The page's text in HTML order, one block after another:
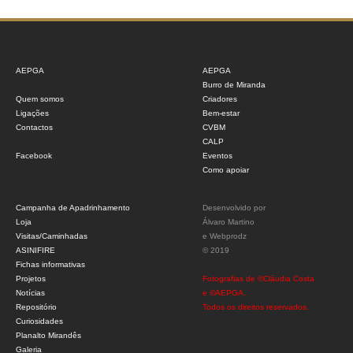
AEPGA
Quem somos
Ligações
Contactos
Facebook
AEPGA
Burro de Miranda
Criadores
Bem-estar
CVBM
CALP
Eventos
Como apoiar
Campanha de Apadrinhamento
Loja
Visitas/Caminhadas
ASINIFIRE
Fichas informativas
Projetos
Notícias
Repositório
Curiosidades
Planalto Mirandês
Galeria
Desenvolvido por
Álvaro Martino
e Webprodz
© 2019
Fotografias de ©Cláudia Costa
e ©AEPGA.
Todos os direitos reservados.